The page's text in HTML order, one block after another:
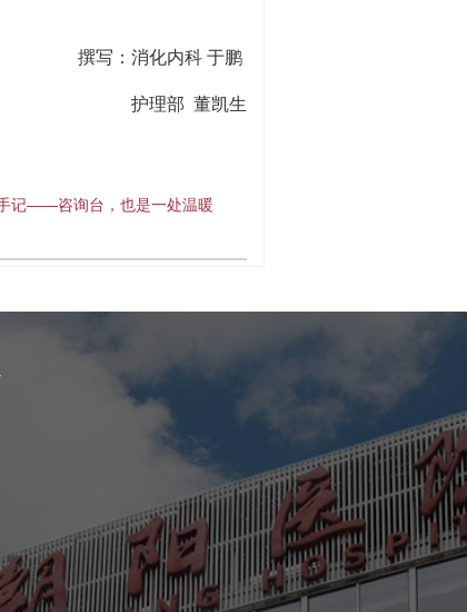
撰写：消化内科 于鹏
护理部 董凯生
记——咨询台，也是一处温暖